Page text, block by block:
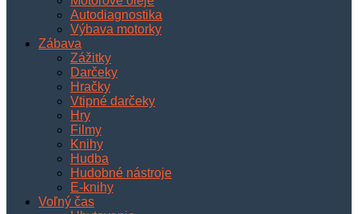
Autodiagnostika
Výbava motorky
Zábava
Zážitky
Darčeky
Hračky
Vtipné darčeky
Hry
Filmy
Knihy
Hudba
Hudobné nástroje
E-knihy
Voľný čas